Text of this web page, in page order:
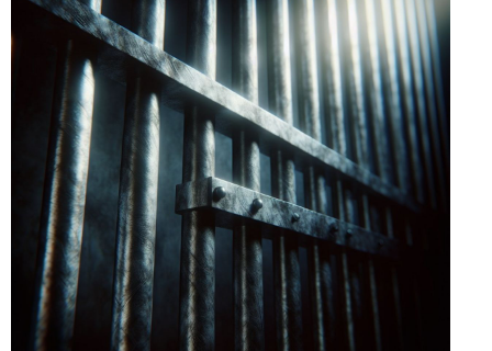
Телефон редакции: +7 495 727-01-67
Электронные почты редакции:
Информационный отдел
info@business-magazine.online
Отдел рекламы
reklama@business-magazine.online
Отдел распространения/редакционная подписка
podpiska@business-magazine.online
Отдел по работе с партнерами
partner@business-magazine.online